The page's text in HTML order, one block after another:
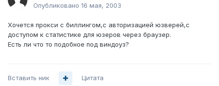
Опубликовано 16 мая, 2003
Хочется прокси с биллингом,с авторизацией юзверей,с
доступом к статистике для юзеров через браузер.
Есть ли что то подобное под виндоуз?
Вставить ник Цитата